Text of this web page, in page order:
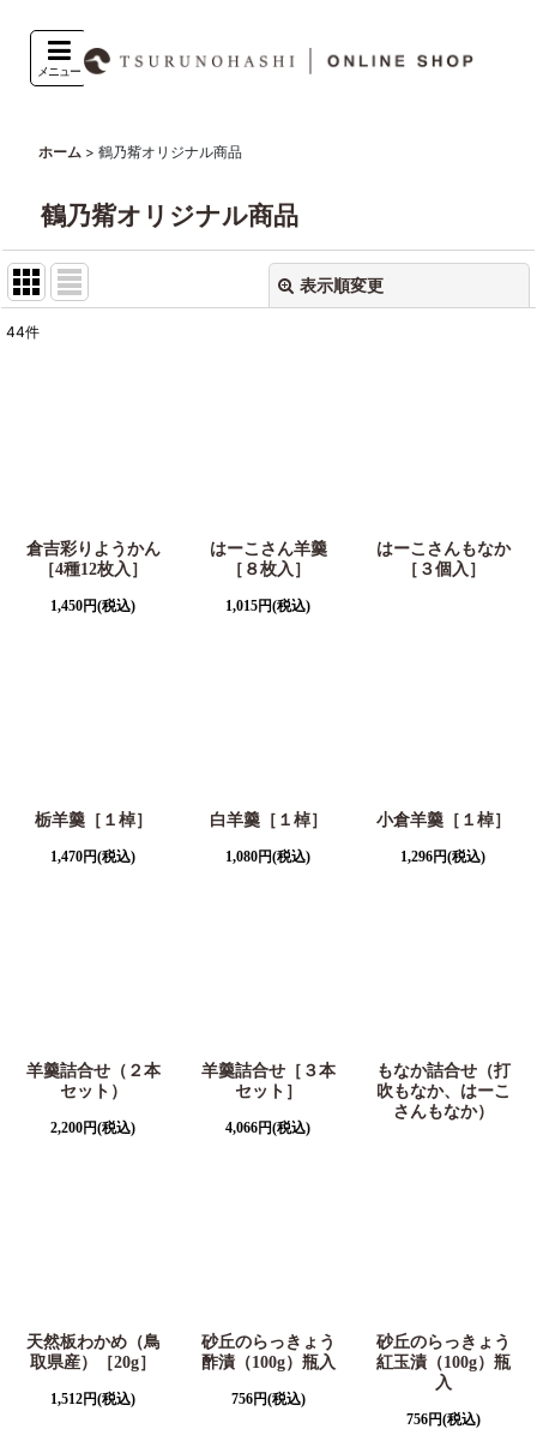
メニュー
ホーム > 鶴乃觜オリジナル商品
鶴乃觜オリジナル商品
表示順変更
44件
倉吉彩りようかん
［4種12枚入］
1,450円(税込)
はーこさん羊羹
［８枚入］
1,015円(税込)
はーこさんもなか
［３個入］
栃羊羹［１棹］
1,470円(税込)
白羊羹［１棹］
1,080円(税込)
小倉羊羹［１棹］
1,296円(税込)
羊羹詰合せ（２本
セット）
2,200円(税込)
羊羹詰合せ［３本
セット］
4,066円(税込)
もなか詰合せ（打
吹もなか、はーこ
さんもなか）
天然板わかめ（鳥
取県産）［20g］
1,512円(税込)
砂丘のらっきょう
酢漬（100g）瓶入
756円(税込)
砂丘のらっきょう
紅玉漬（100g）瓶
入
756円(税込)